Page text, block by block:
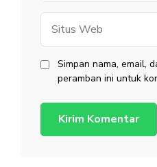
Web
Simpan nama, email,
peramban ini untuk